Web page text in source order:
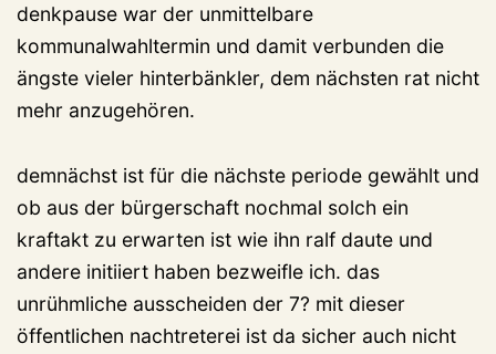
denkpause war der unmittelbare
kommunalwahltermin und damit verbunden die
ängste vieler hinterbänkler, dem nächsten rat nicht
mehr anzugehören.
demnächst ist für die nächste periode gewählt und
ob aus der bürgerschaft nochmal solch ein
kraftakt zu erwarten ist wie ihn ralf daute und
andere initiiert haben bezweifle ich. das
unrühmliche ausscheiden der 7? mit dieser
öffentlichen nachtreterei ist da sicher auch nicht